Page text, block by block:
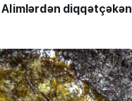
Alimlərdən diqqətçəkən